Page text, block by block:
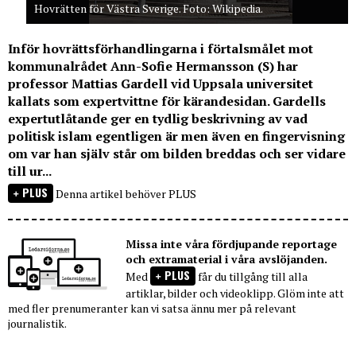
Hovrätten för Västra Sverige. Foto: Wikipedia.
Inför hovrättsförhandlingarna i förtalsmålet mot
kommunalrådet Ann-Sofie Hermansson (S) har
professor Mattias Gardell vid Uppsala universitet
kallats som expertvittne för kärandesidan. Gardells
expertutlåtande ger en tydlig beskrivning av vad
politisk islam egentligen är men även en fingervisning
om var han själv står om bilden breddas och ser vidare
till ur...
PLUS Denna artikel behöver PLUS
Missa inte våra fördjupande reportage
och extramaterial i våra avslöjanden.
Med
PLUS får du tillgång till alla
artiklar, bilder och videoklipp. Glöm inte att
med fler prenumeranter kan vi satsa ännu mer på relevant
journalistik.